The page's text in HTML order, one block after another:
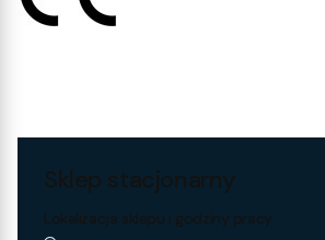
Sklep stacjonarny
Lokalizacja sklepu i godziny pracy